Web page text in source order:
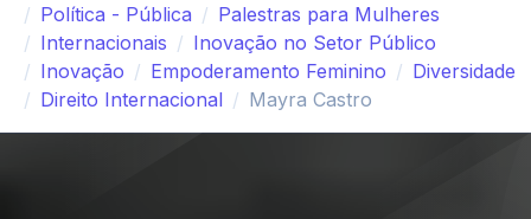
Política - Pública
Palestras para Mulheres
Internacionais
Inovação no Setor Público
Inovação
Empoderamento Feminino
Diversidade
Direito Internacional
Mayra Castro